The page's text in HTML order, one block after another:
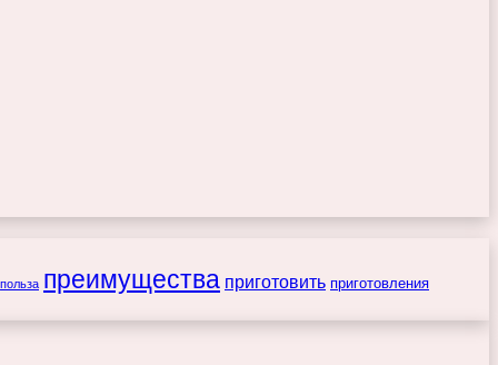
польза преимущества приготовить приготовления